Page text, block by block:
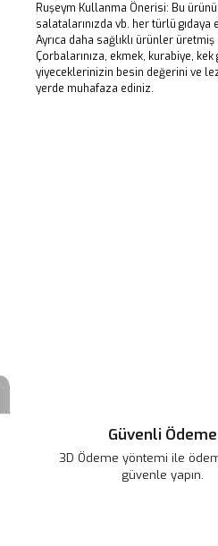
Ruşeym Kullanma Önerisi: Bu
salatalarınızda vb. her türlü
Ayrıca daha sağlıklı ürünler
Çorbalarınıza, ekmek, kurabiye,
yiyeceklerinizin besin değerini ve
yerde muhafaza ediniz.
Bu ürünün fiyat bilgisi, resim,
noktaları öneri formunu
Güvenli Ödeme
3D Ödeme yöntemi ile
güvenle yapın.